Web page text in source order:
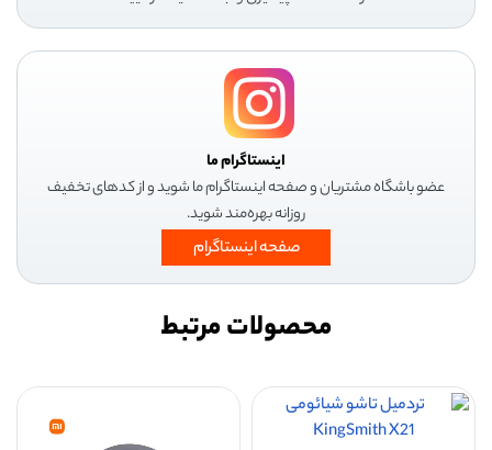
اینستاگرام ما
عضو باشگاه مشتریان و صفحه اینستاگرام ما شوید و از کدهای تخفیف
روزانه بهره‌مند شوید.
صفحه اینستاگرام
محصولات مرتبط